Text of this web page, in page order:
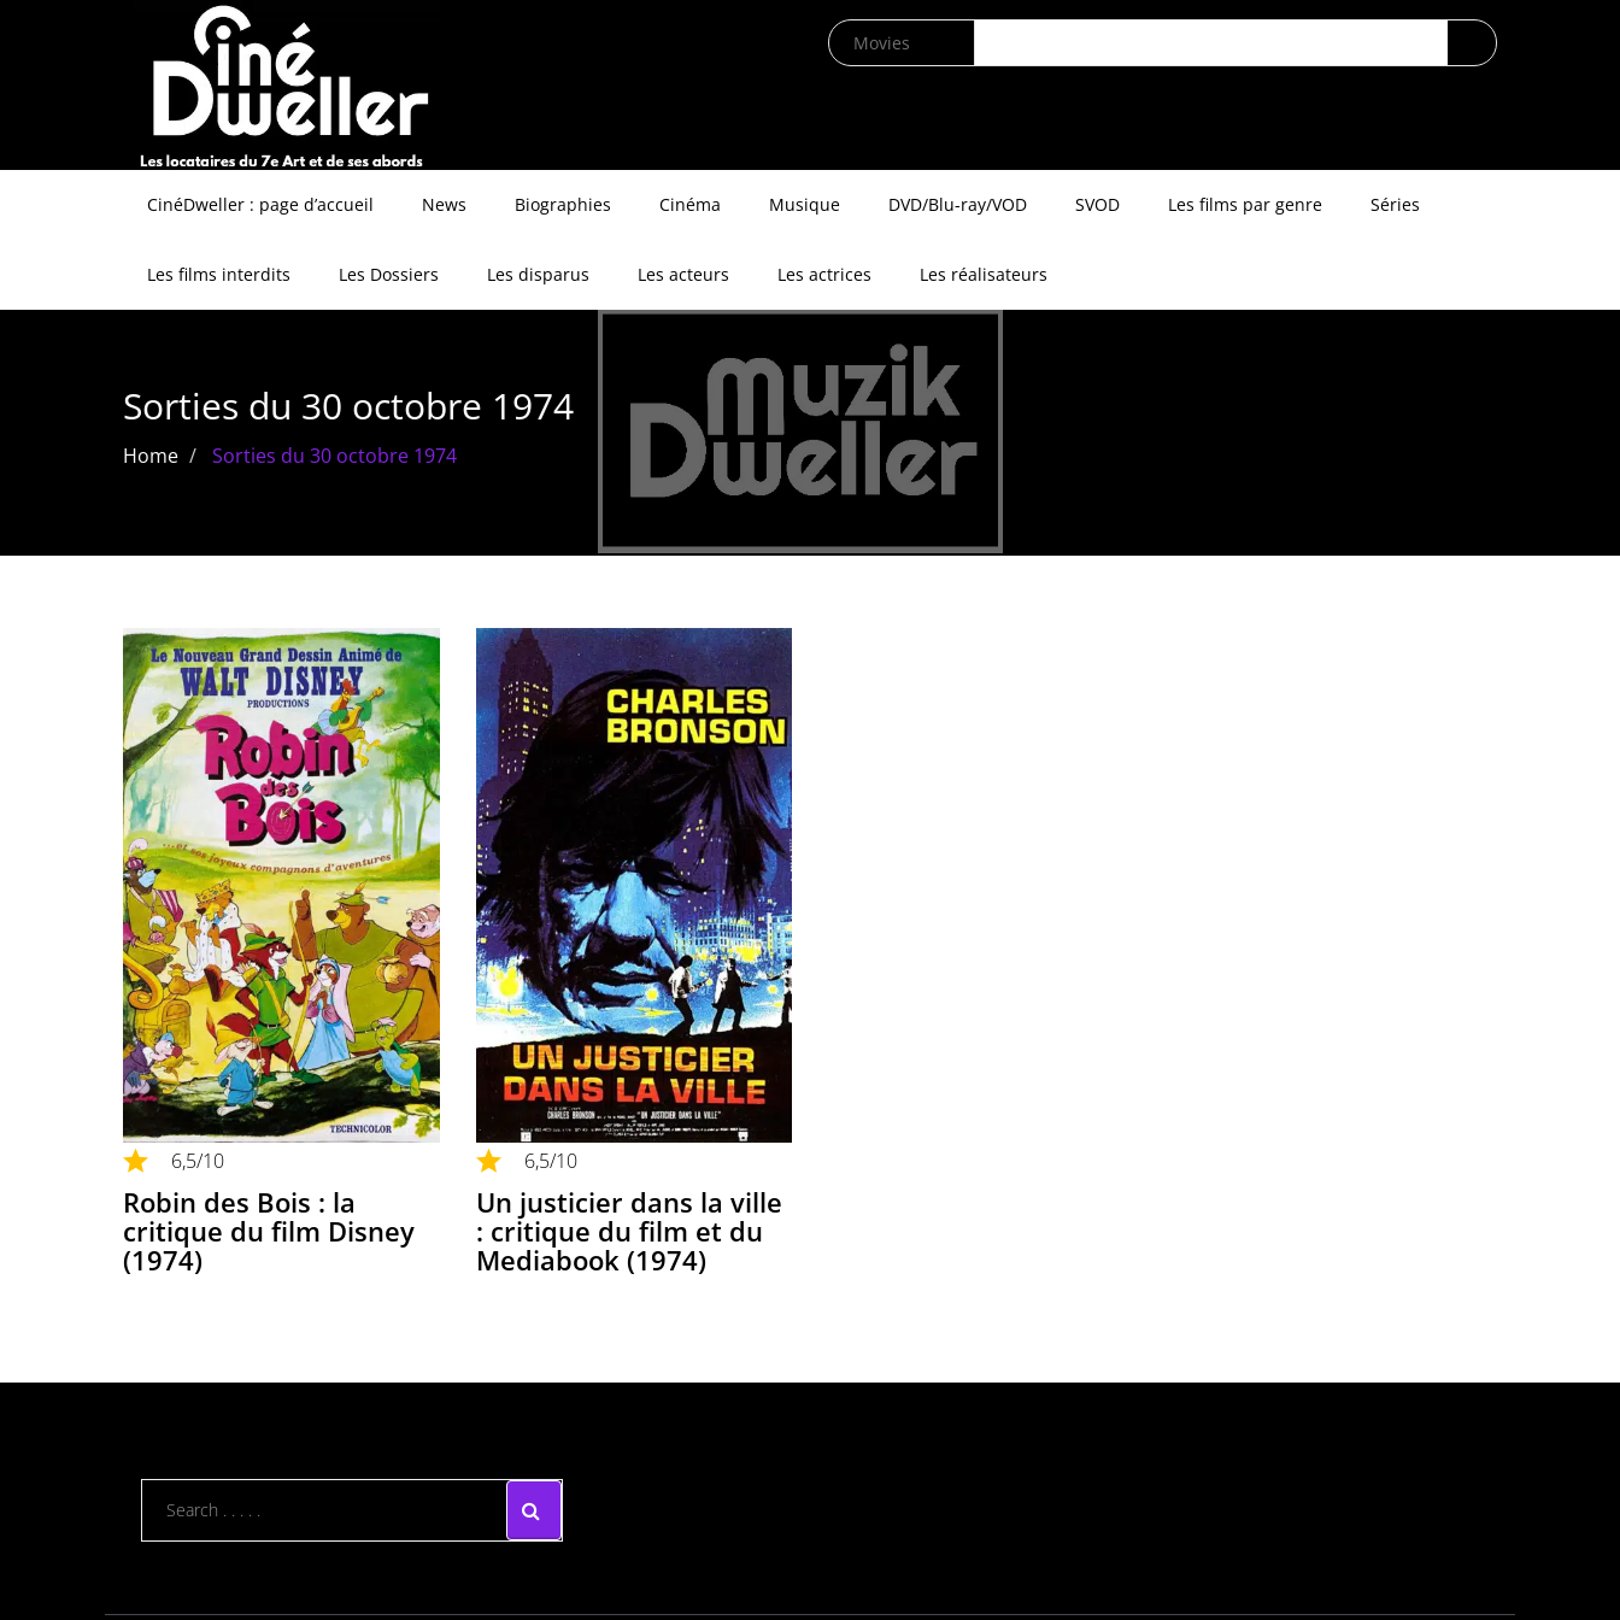
CinéDweller : page d’accueil News Biographies Cinéma Musique DVD/Blu-ray/VOD SVOD Les films par genre Séries
Les films interdits Les Dossiers Les disparus Les acteurs Les actrices Les réalisateurs
Sorties du 30 octobre 1974
Home Sorties du 30 octobre 1974
6,5/10
Robin des Bois : la
critique du film Disney
(1974)
6,5/10
Un justicier dans la ville
: critique du film et du
Mediabook (1974)